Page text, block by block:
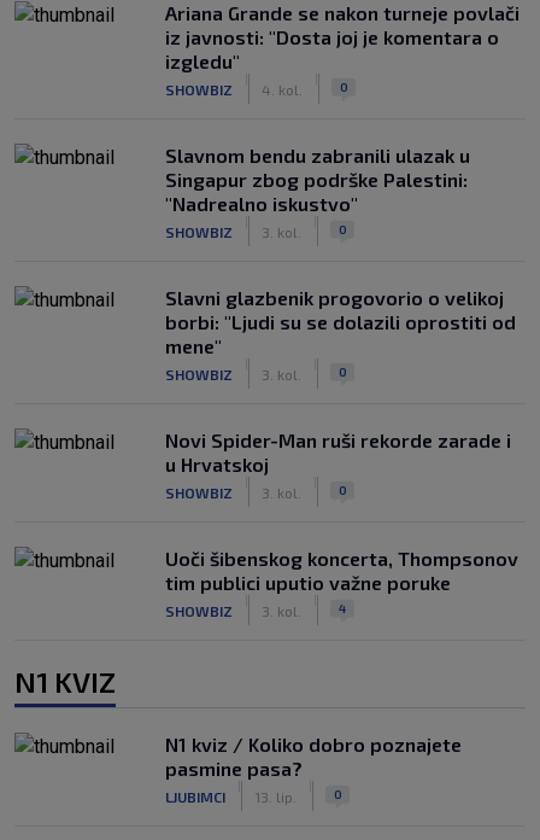
Ariana Grande se nakon turneje povlači
iz javnosti: "Dosta joj je komentara o
izgledu"
SHOWBIZ 4. kol. 0
Slavnom bendu zabranili ulazak u
Singapur zbog podrške Palestini:
"Nadrealno iskustvo"
SHOWBIZ 3. kol. 0
Slavni glazbenik progovorio o velikoj
borbi: "Ljudi su se dolazili oprostiti od
mene"
SHOWBIZ 3. kol. 0
Novi Spider-Man ruši rekorde zarade i
u Hrvatskoj
SHOWBIZ 3. kol. 0
Uoči šibenskog koncerta, Thompsonov
tim publici uputio važne poruke
SHOWBIZ 3. kol. 4
N1 KVIZ
N1 kviz / Koliko dobro poznajete
pasmine pasa?
LJUBIMCI 13. lip. 0